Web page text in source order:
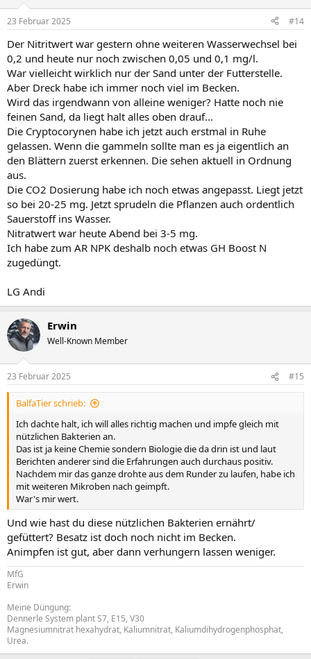
23 Februar 2025 #14
Der Nitritwert war gestern ohne weiteren Wasserwechsel bei
0,2 und heute nur noch zwischen 0,05 und 0,1 mg/l.
War vielleicht wirklich nur der Sand unter der Futterstelle.
Aber Dreck habe ich immer noch viel im Becken.
Wird das irgendwann von alleine weniger? Hatte noch nie
feinen Sand, da liegt halt alles oben drauf...
Die Cryptocorynen habe ich jetzt auch erstmal in Ruhe
gelassen. Wenn die gammeln sollte man es ja eigentlich an
den Blättern zuerst erkennen. Die sehen aktuell in Ordnung
aus.
Die CO2 Dosierung habe ich noch etwas angepasst. Liegt jetzt
so bei 20-25 mg. Jetzt sprudeln die Pflanzen auch ordentlich
Sauerstoff ins Wasser.
Nitratwert war heute Abend bei 3-5 mg.
Ich habe zum AR NPK deshalb noch etwas GH Boost N
zugedüngt.
LG Andi
Erwin
Well-Known Member
23 Februar 2025 #15
BalfaTier schrieb:
Ich dachte halt, ich will alles richtig machen und impfe gleich mit
nützlichen Bakterien an.
Das ist ja keine Chemie sondern Biologie die da drin ist und laut
Berichten anderer sind die Erfahrungen auch durchaus positiv.
Nachdem mir das ganze drohte aus dem Runder zu laufen, habe ich
mit weiteren Mikroben nach geimpft.
War's mir wert.
Und wie hast du diese nützlichen Bakterien ernährt/
gefüttert? Besatz ist doch noch nicht im Becken.
Animpfen ist gut, aber dann verhungern lassen weniger.
MfG
Erwin
Meine Düngung:
Dennerle System plant S7, E15, V30
Magnesiumnitrat hexahydrat, Kaliumnitrat, Kaliumdihydrogenphosphat,
Urea.